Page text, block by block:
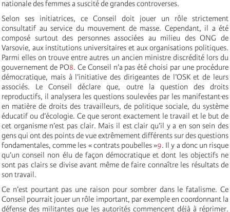
nationale des femmes a suscité de grandes controverses.
Selon ses initiatrices, ce Conseil doit jouer un rôle strictement
consultatif au service du mouvement de masse. Cependant, il a été
composé surtout des personnes associées au milieu des ONG de
Varsovie, aux institutions universitaires et aux organisations politiques.
Parmi elles on trouve entre autres un ancien ministre discrédité lors du
gouvernement de PO8. Ce Conseil n’a pas été choisi par une procédure
démocratique, mais à l’initiative des dirigeantes de l’OSK et de leurs
associés. Le Conseil déclare que, outre la question des droits
reproductifs, il analysera les questions soulevées par les manifestant·es
en matière de droits des travailleurs, de politique sociale, du système
éducatif ou d’écologie. Ce que seront exactement le travail et le but de
cet organisme n’est pas clair. Mais il est clair qu’il y a en son sein des
gens qui ont des points de vue extrêmement différents sur des questions
fondamentales, comme les « contrats poubelles »9. Il y a donc un risque
qu’un conseil non élu de façon démocratique et dont les objectifs ne
sont pas clairs se divise avant même de faire connaître les résultats de
son travail.
Ce n’est pourtant pas une raison pour sombrer dans le fatalisme. Ce
Conseil pourrait jouer un rôle important, par exemple en coordonnant la
défense des militantes que les autorités commencent déjà à réprimer.